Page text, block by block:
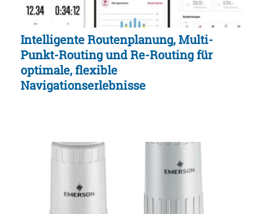
Intelligente Routenplanung, Multi-
Punkt-Routing und Re-Routing für
optimale, flexible
Navigationserlebnisse